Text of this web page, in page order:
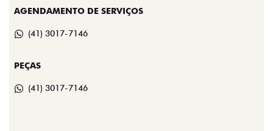
AGENDAMENTO DE SERVIÇOS
(41) 3017-7146
PEÇAS
(41) 3017-7146